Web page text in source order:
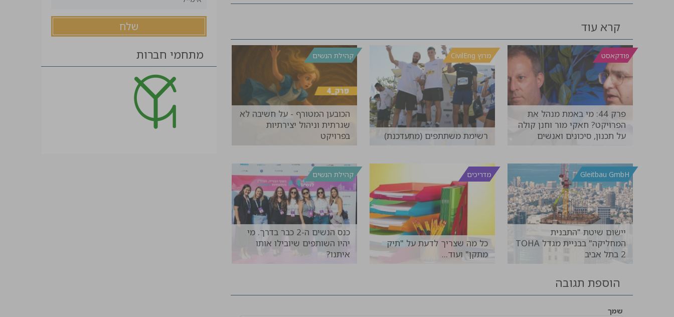
קרא עוד
פודקאסט
פרק 44: מי באמת מנהל את
הפרויקט? חאקי מור וחנן קולה
על תכנון, סיכונים ואנשים
מרוץ CivilEng
רשימת משתתפים (מתעדכנת)
קהילת הנשים
הכובען המטורף - על חשיבה לא
שגרתית וניהול יצירתיות
בפרויקט
Gleitbau GmbH
יישום שיטת "התבנית
המחליקה" בבניית מגדל TOHA
2 בתל אביב
מדריכים
כל מה שצריך לדעת על "תיק
מתקן" ועוד...
קהילת הנשים
כנס הנשים ה-2 כבר בדרך. מי
יהיו השותפים שיובילו אותו
איתנו?
הוספת תגובה
שמך
מתחמי חברות